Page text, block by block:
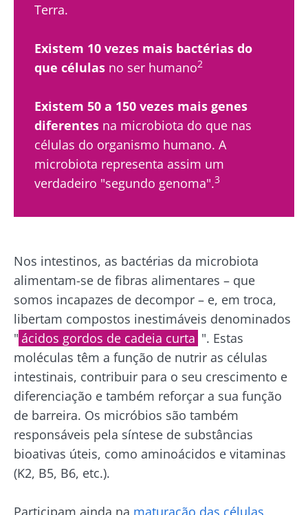
Terra.
Existem 10 vezes mais bactérias do
que células no ser humano2
Existem 50 a 150 vezes mais genes
diferentes na microbiota do que nas
células do organismo humano. A
microbiota representa assim um
verdadeiro "segundo genoma".3
Nos intestinos, as bactérias da microbiota
alimentam-se de fibras alimentares – que
somos incapazes de decompor – e, em troca,
libertam compostos inestimáveis denominados
" ácidos gordos de cadeia curta ". Estas
moléculas têm a função de nutrir as células
intestinais, contribuir para o seu crescimento e
diferenciação e também reforçar a sua função
de barreira. Os micróbios são também
responsáveis pela síntese de substâncias
bioativas úteis, como aminoácidos e vitaminas
(K2, B5, B6, etc.).
Participam ainda na maturação das células